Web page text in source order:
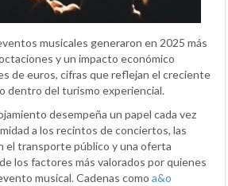
musicales generaron en 2025 más
y un impacto económico
de euros, cifras que reflejan el creciente
dentro del turismo experiencial.
desempeña un papel cada vez
a los recintos de conciertos, las
el transporte público y una oferta
los factores más valorados por quienes
musical. Cadenas como a&o